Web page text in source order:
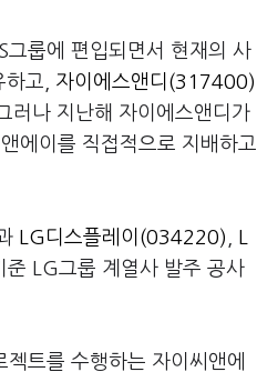
룹에 편입되면서 현재의 사
고, 자이에스앤디(317400)
나 지난해 자이에스앤디가
에이를 직접적으로 지배하고
LG디스플레이(034220)
LG그룹 계열사 발주 공사
트를 수행하는 자이씨앤에